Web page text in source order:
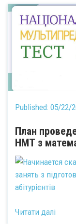
Published: 05/22/
План
НМТ з
занять з
абітурієнтів
Читати далі